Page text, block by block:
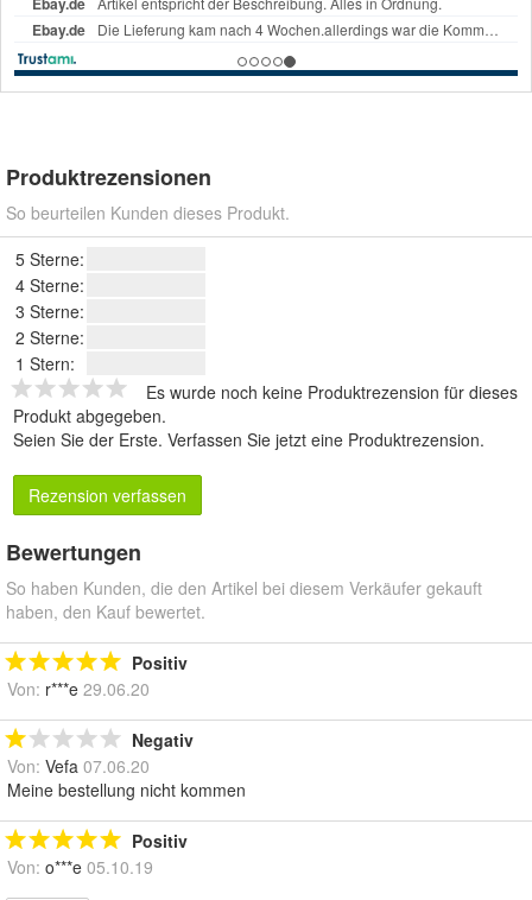
Produktrezensionen
So beurteilen Kunden dieses Produkt.
5 Sterne:
4 Sterne:
3 Sterne:
2 Sterne:
1 Stern:
Es wurde noch keine Produktrezension für dieses
Produkt abgegeben.
Seien Sie der Erste. Verfassen Sie jetzt eine Produktrezension.
Rezension verfassen
Bewertungen
So haben Kunden, die den Artikel bei diesem Verkäufer gekauft
haben, den Kauf bewertet.
Positiv
Von: r***e 29.06.20
Negativ
Von: Vefa 07.06.20
Meine bestellung nicht kommen
Positiv
Von: o***e 05.10.19